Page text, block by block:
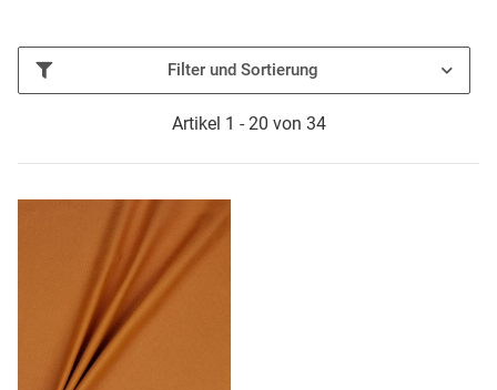
Filter und Sortierung
Artikel 1 - 20 von 34